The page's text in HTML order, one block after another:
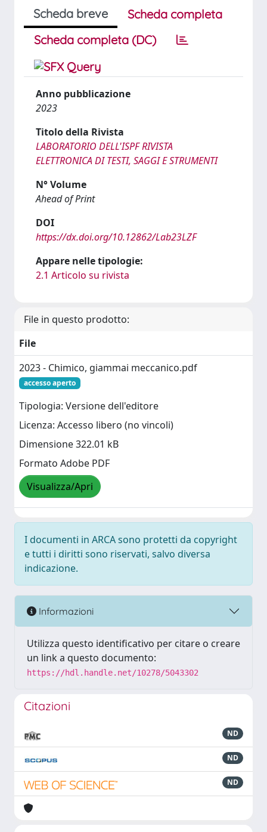
Scheda breve
Scheda completa
Scheda completa (DC)
Anno pubblicazione
2023
Titolo della Rivista
LABORATORIO DELL'ISPF RIVISTA
ELETTRONICA DI TESTI, SAGGI E STRUMENTI
N° Volume
Ahead of Print
DOI
https://dx.doi.org/10.12862/Lab23LZF
Appare nelle tipologie:
2.1 Articolo su rivista
File in questo prodotto:
File
2023 - Chimico, giammai meccanico.pdf
accesso aperto
Tipologia: Versione dell'editore
Licenza: Accesso libero (no vincoli)
Dimensione 322.01 kB
Formato Adobe PDF
Visualizza/Apri
I documenti in ARCA sono protetti da copyright
e tutti i diritti sono riservati, salvo diversa
indicazione.
Informazioni
Utilizza questo identificativo per citare o creare
un link a questo documento:
https://hdl.handle.net/10278/5043302
Citazioni
ND
ND
ND